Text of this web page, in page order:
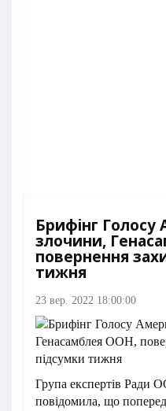
Брифінг Голосу
злочини,
повернення
тижня
23 вер. 2022 18:00:00
Група експертів Ради
повідомила, що